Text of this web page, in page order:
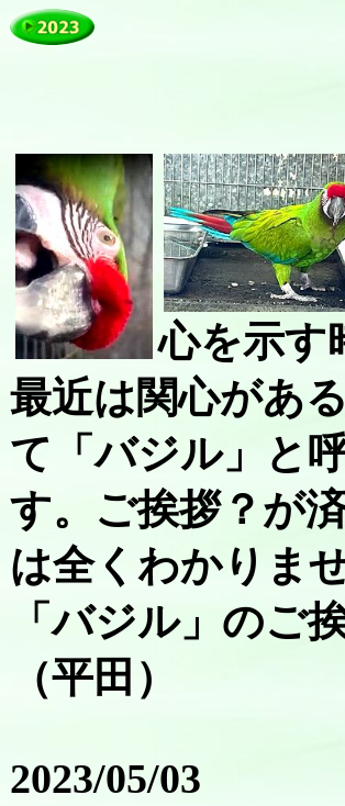
心を示す
最近は関心があ
て「バジル」と
す。ご挨拶？が
は全くわかりませ
「バジル」のご
（平田）
2023/05/03